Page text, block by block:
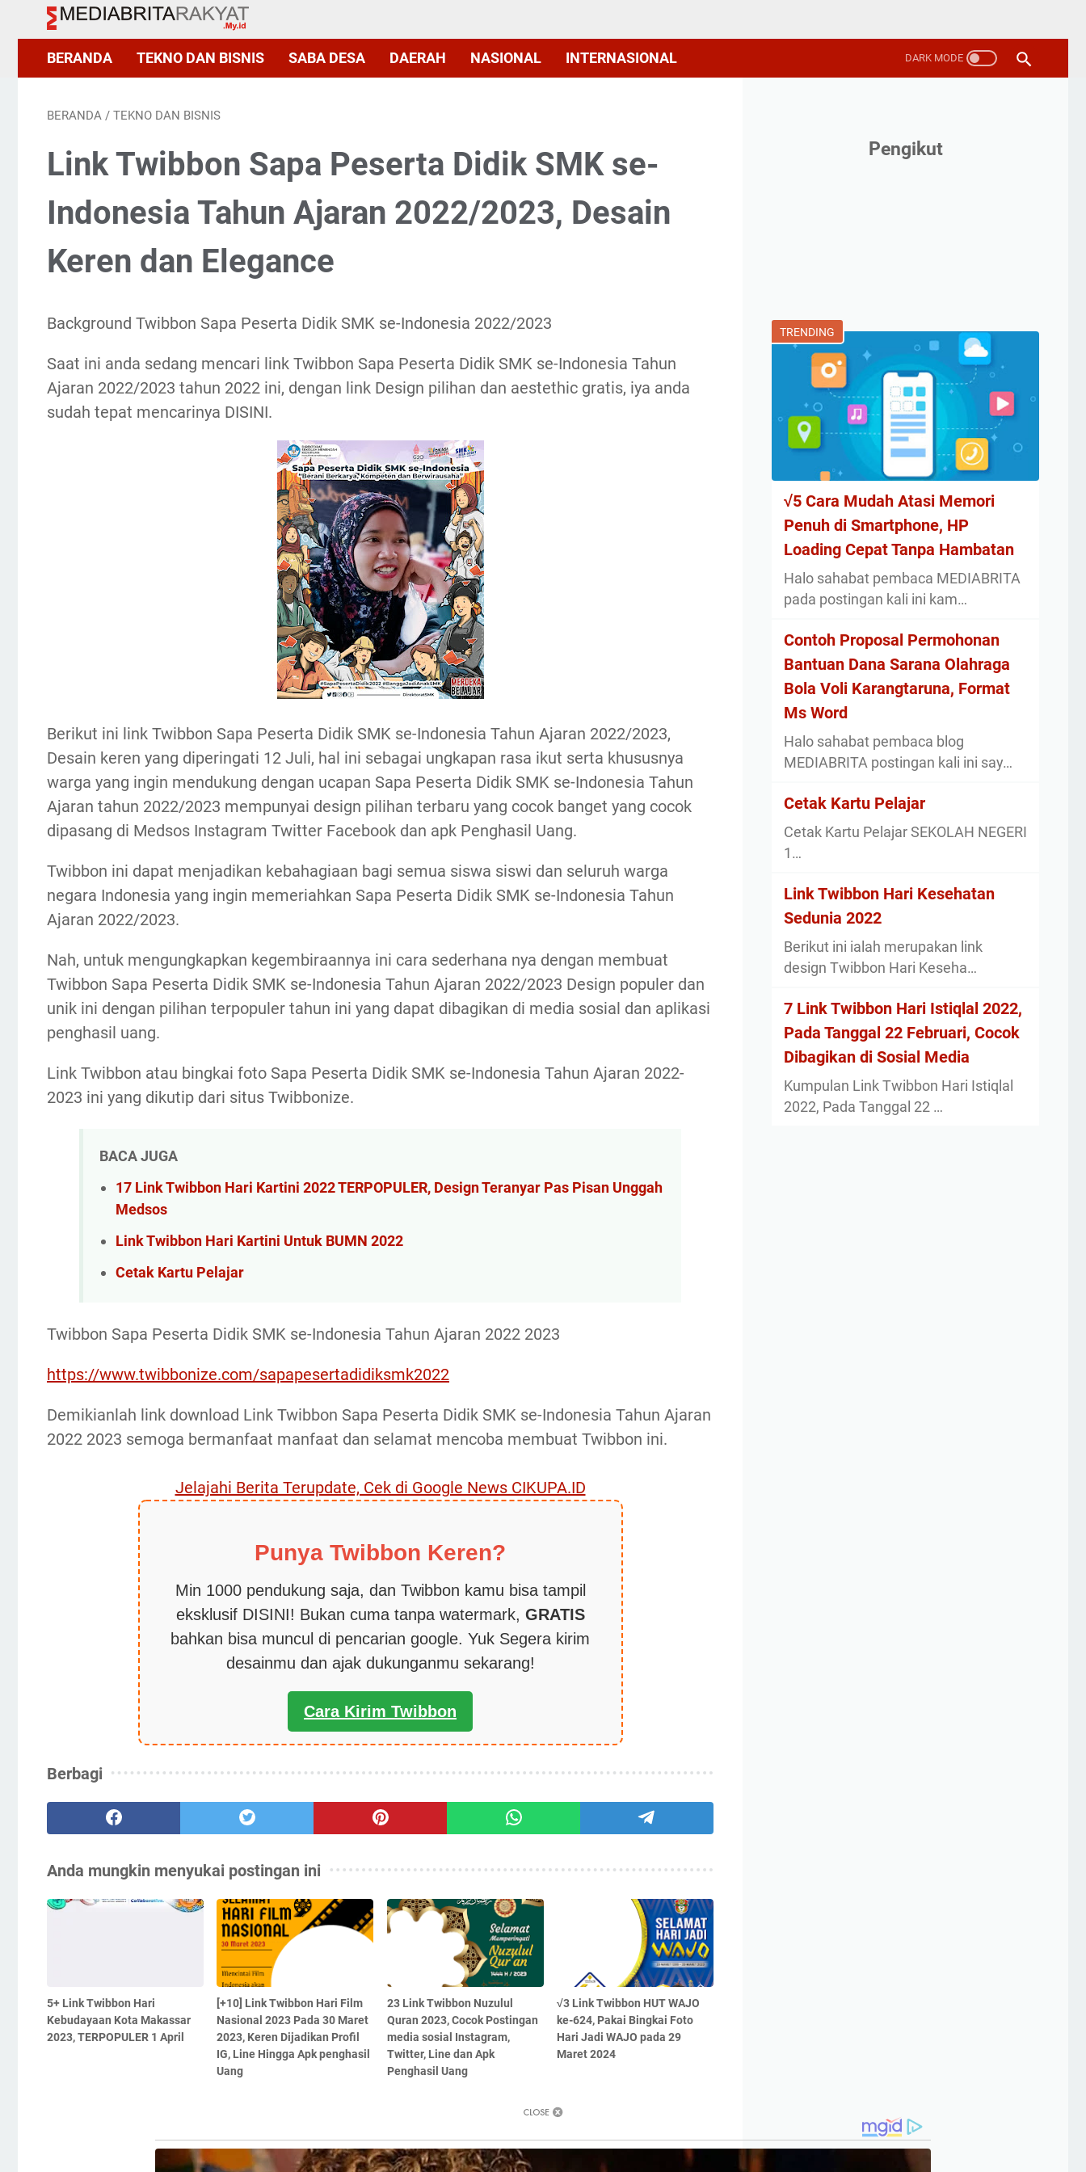
BERANDA TEKNO DAN BISNIS SABA DESA DAERAH NASIONAL INTERNASIONAL
BERANDA / TEKNO DAN BISNIS
Link Twibbon Sapa Peserta Didik SMK se-
Indonesia Tahun Ajaran 2022/2023, Desain
Keren dan Elegance
Background Twibbon Sapa Peserta Didik SMK se-Indonesia 2022/2023
Saat ini anda sedang mencari link Twibbon Sapa Peserta Didik SMK se-Indonesia Tahun
Ajaran 2022/2023 tahun 2022 ini, dengan link Design pilihan dan aestethic gratis, iya anda
sudah tepat mencarinya DISINI.
Berikut ini link Twibbon Sapa Peserta Didik SMK se-Indonesia Tahun Ajaran 2022/2023,
Desain keren yang diperingati 12 Juli, hal ini sebagai ungkapan rasa ikut serta khususnya
warga yang ingin mendukung dengan ucapan Sapa Peserta Didik SMK se-Indonesia Tahun
Ajaran tahun 2022/2023 mempunyai design pilihan terbaru yang cocok banget yang cocok
dipasang di Medsos Instagram Twitter Facebook dan apk Penghasil Uang.
Twibbon ini dapat menjadikan kebahagiaan bagi semua siswa siswi dan seluruh warga
negara Indonesia yang ingin memeriahkan Sapa Peserta Didik SMK se-Indonesia Tahun
Ajaran 2022/2023.
Nah, untuk mengungkapkan kegembiraannya ini cara sederhana nya dengan membuat
Twibbon Sapa Peserta Didik SMK se-Indonesia Tahun Ajaran 2022/2023 Design populer dan
unik ini dengan pilihan terpopuler tahun ini yang dapat dibagikan di media sosial dan aplikasi
penghasil uang.
Link Twibbon atau bingkai foto Sapa Peserta Didik SMK se-Indonesia Tahun Ajaran 2022-
2023 ini yang dikutip dari situs Twibbonize.
BACA JUGA
17 Link Twibbon Hari Kartini 2022 TERPOPULER, Design Teranyar Pas Pisan Unggah
Medsos
Link Twibbon Hari Kartini Untuk BUMN 2022
Cetak Kartu Pelajar
Twibbon Sapa Peserta Didik SMK se-Indonesia Tahun Ajaran 2022 2023
https://www.twibbonize.com/sapapesertadidiksmk2022
Demikianlah link download Link Twibbon Sapa Peserta Didik SMK se-Indonesia Tahun Ajaran
2022 2023 semoga bermanfaat manfaat dan selamat mencoba membuat Twibbon ini.
Jelajahi Berita Terupdate, Cek di Google News CIKUPA.ID
Punya Twibbon Keren?
Min 1000 pendukung saja, dan Twibbon kamu bisa tampil
eksklusif DISINI! Bukan cuma tanpa watermark, GRATIS
bahkan bisa muncul di pencarian google. Yuk Segera kirim
desainmu dan ajak dukunganmu sekarang!
Cara Kirim Twibbon
Berbagi
Anda mungkin menyukai postingan ini
5+ Link Twibbon Hari
Kebudayaan Kota Makassar
2023, TERPOPULER 1 April
[+10] Link Twibbon Hari Film
Nasional 2023 Pada 30 Maret
2023, Keren Dijadikan Profil
IG, Line Hingga Apk penghasil
Uang
23 Link Twibbon Nuzulul
Quran 2023, Cocok Postingan
media sosial Instagram,
Twitter, Line dan Apk
Penghasil Uang
√3 Link Twibbon HUT WAJO
ke-624, Pakai Bingkai Foto
Hari Jadi WAJO pada 29
Maret 2024
Pengikut
TRENDING
√5 Cara Mudah Atasi Memori
Penuh di Smartphone, HP
Loading Cepat Tanpa Hambatan
Halo sahabat pembaca MEDIABRITA
pada postingan kali ini kam…
Contoh Proposal Permohonan
Bantuan Dana Sarana Olahraga
Bola Voli Karangtaruna, Format
Ms Word
Halo sahabat pembaca blog
MEDIABRITA postingan kali ini say…
Cetak Kartu Pelajar
Cetak Kartu Pelajar SEKOLAH NEGERI
1…
Link Twibbon Hari Kesehatan
Sedunia 2022
Berikut ini ialah merupakan link
design Twibbon Hari Keseha…
7 Link Twibbon Hari Istiqlal 2022,
Pada Tanggal 22 Februari, Cocok
Dibagikan di Sosial Media
Kumpulan Link Twibbon Hari Istiqlal
2022, Pada Tanggal 22 …